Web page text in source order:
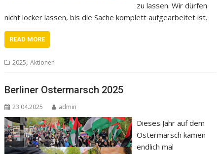
zu lassen. Wir dürfen
nicht locker lassen, bis die Sache komplett aufgearbeitet ist.
READ MORE
2025,Aktionen
Berliner Ostermarsch 2025
23.04.2025 admin
Dieses Jahr auf dem
Ostermarsch kamen
endlich mal